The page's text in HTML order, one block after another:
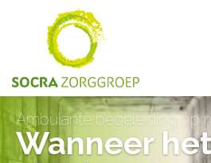
Ambulante begeleiding op
Wanneer